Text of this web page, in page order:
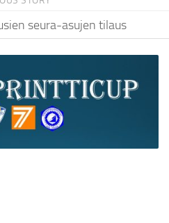
seura-asujen tilaus